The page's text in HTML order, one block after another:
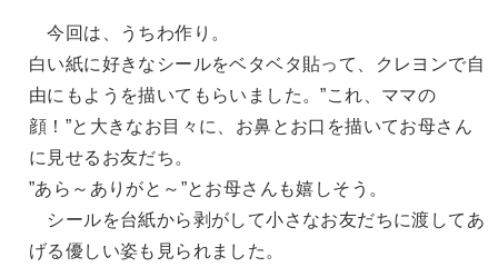
今回は、うちわ作り。
白い紙に好きなシールをベタベタ貼って、クレヨンで自
由にもようを描いてもらいました。”これ、ママの
顔！”と大きなお目々に、お鼻とお口を描いてお母さん
に見せるお友だち。
”あら～ありがと～”とお母さんも嬉しそう。
シールを台紙から剥がして小さなお友だちに渡してあ
げる優しい姿も見られました。